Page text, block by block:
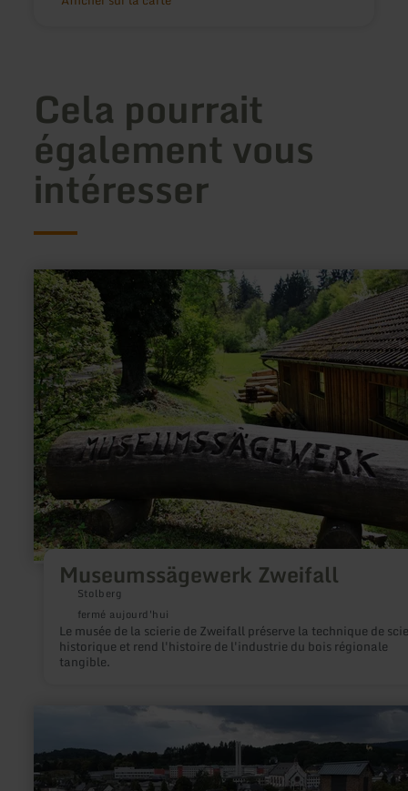
Cela pourrait
également vous
intéresser
Museumssägewerk Zweifall
Stolberg
fermé aujourd'hui
Le musée de la scierie de Zweifall préserve la technique de
historique et rend l'histoire de l'industrie du bois régionale
tangible.
en
savoir
plus
sur
:
Museumssägewerk
Zweifall
sur
:
St.